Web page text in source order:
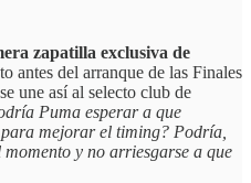
zapatilla exclusiva de
antes del arranque de las Finales
une así al selecto club de
Puma esperar a que
mejorar el timing? Podría,
y no arriesgarse a que